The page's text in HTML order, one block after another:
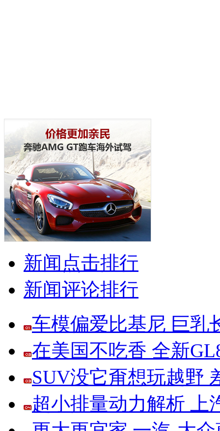
新闻点击排行
新闻评论排行
车模偏爱比基尼 巨乳
在美国不吃香 全新
SUV没它甭想玩越野
超小排量动力解析 上